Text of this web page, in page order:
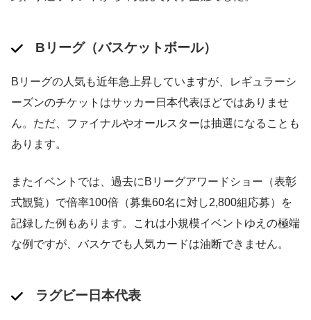
Bリーグ（バスケットボール）
Bリーグの人気も近年急上昇していますが、レギュラーシ
ーズンのチケットはサッカー日本代表ほどではありませ
ん。ただ、ファイナルやオールスターは抽選になることも
あります。
またイベントでは、過去にBリーグアワードショー（表彰
式観覧）で倍率100倍（募集60名に対し2,800組応募）を
記録した例もあります。これは小規模イベントゆえの極端
な例ですが、バスケでも人気カードは油断できません。
ラグビー日本代表